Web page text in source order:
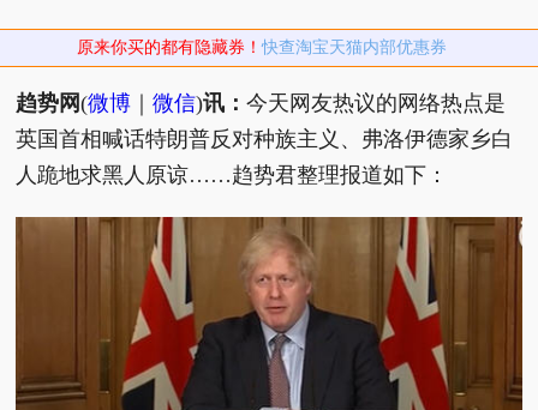
原来你买的都有隐藏券！快查淘宝天猫内部优惠券
趋势网(微博 ｜微信)讯：今天网友热议的网络热点是
英国首相喊话特朗普反对种族主义、弗洛伊德家乡白
人跪地求黑人原谅……趋势君整理报道如下：